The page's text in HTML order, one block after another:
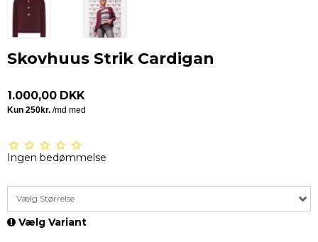
Skovhuus Strik Cardigan
1.000,00 DKK
Ingen bedømmelse
Vælg Størrelse
Vælg Variant